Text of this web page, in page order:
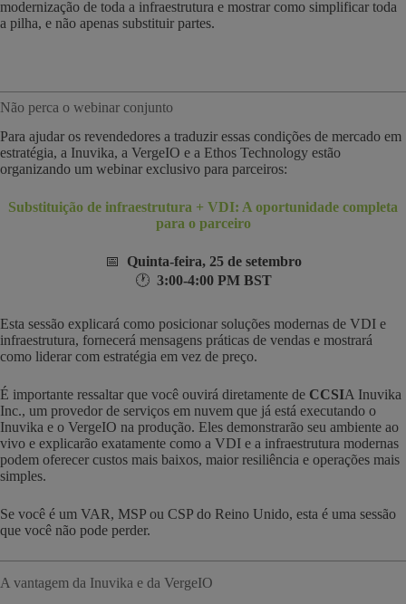
modernização de toda a infraestrutura e mostrar como simplificar toda
a pilha, e não apenas substituir partes.
Não perca o webinar conjunto
Para ajudar os revendedores a traduzir essas condições de mercado em
estratégia, a Inuvika, a VergeIO e a Ethos Technology estão
organizando um webinar exclusivo para parceiros:
Substituição de infraestrutura + VDI: A oportunidade completa
para o parceiro
📅 Quinta-feira, 25 de setembro
🕐 3:00-4:00 PM BST
Esta sessão explicará como posicionar soluções modernas de VDI e
infraestrutura, fornecerá mensagens práticas de vendas e mostrará
como liderar com estratégia em vez de preço.
É importante ressaltar que você ouvirá diretamente de CCSIA Inuvika
Inc., um provedor de serviços em nuvem que já está executando o
Inuvika e o VergeIO na produção. Eles demonstrarão seu ambiente ao
vivo e explicarão exatamente como a VDI e a infraestrutura modernas
podem oferecer custos mais baixos, maior resiliência e operações mais
simples.
Se você é um VAR, MSP ou CSP do Reino Unido, esta é uma sessão
que você não pode perder.
A vantagem da Inuvika e da VergeIO